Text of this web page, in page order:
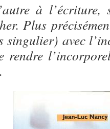
à l’écriture,
Plus
avec
rendre